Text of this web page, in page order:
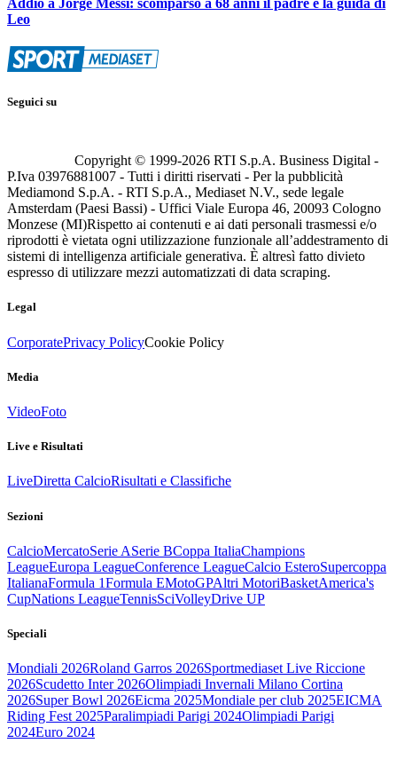
Leo
Seguici su
Copyright © 1999-2026 RTI S.p.A. Business Digital -
P.Iva 03976881007 - Tutti i diritti riservati - Per la pubblicità
Mediamond S.p.A. - RTI S.p.A., Mediaset N.V., sede legale
Amsterdam (Paesi Bassi) - Uffici Viale Europa 46, 20093 Cologno
Monzese (MI)Rispetto ai contenuti e ai dati personali trasmessi e/o
riprodotti è vietata ogni utilizzazione funzionale all’addestramento di
sistemi di intelligenza artificiale generativa. È altresì fatto divieto
espresso di utilizzare mezzi automatizzati di data scraping.
Legal
CorporatePrivacy PolicyCookie Policy
Media
VideoFoto
Live e Risultati
LiveDiretta CalcioRisultati e Classifiche
Sezioni
CalcioMercatoSerie ASerie BCoppa ItaliaChampions
LeagueEuropa LeagueConference LeagueCalcio EsteroSupercoppa
ItalianaFormula 1Formula EMotoGPAltri MotoriBasketAmerica's
CupNations LeagueTennisSciVolleyDrive UP
Speciali
Mondiali 2026Roland Garros 2026Sportmediaset Live Riccione
2026Scudetto Inter 2026Olimpiadi Invernali Milano Cortina
2026Super Bowl 2026Eicma 2025Mondiale per club 2025EICMA
Riding Fest 2025Paralimpiadi Parigi 2024Olimpiadi Parigi
2024Euro 2024